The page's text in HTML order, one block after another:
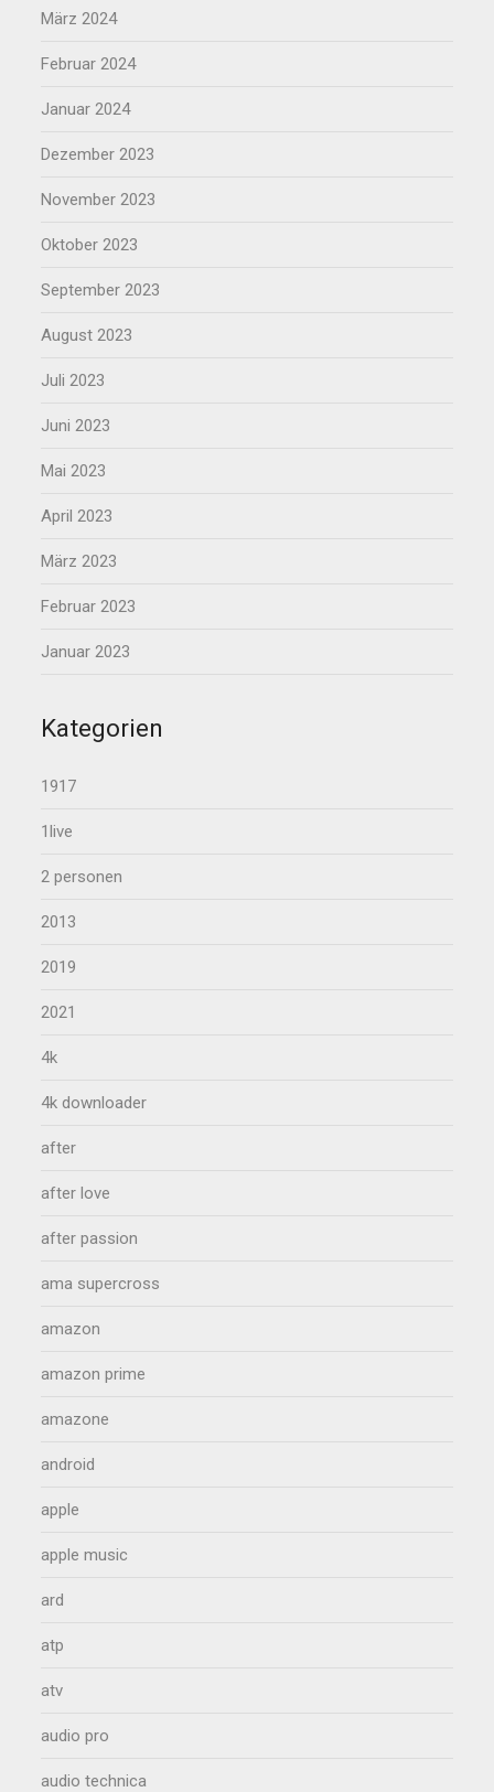
März 2024
Februar 2024
Januar 2024
Dezember 2023
November 2023
Oktober 2023
September 2023
August 2023
Juli 2023
Juni 2023
Mai 2023
April 2023
März 2023
Februar 2023
Januar 2023
Kategorien
1917
1live
2 personen
2013
2019
2021
4k
4k downloader
after
after love
after passion
ama supercross
amazon
amazon prime
amazone
android
apple
apple music
ard
atp
atv
audio pro
audio technica